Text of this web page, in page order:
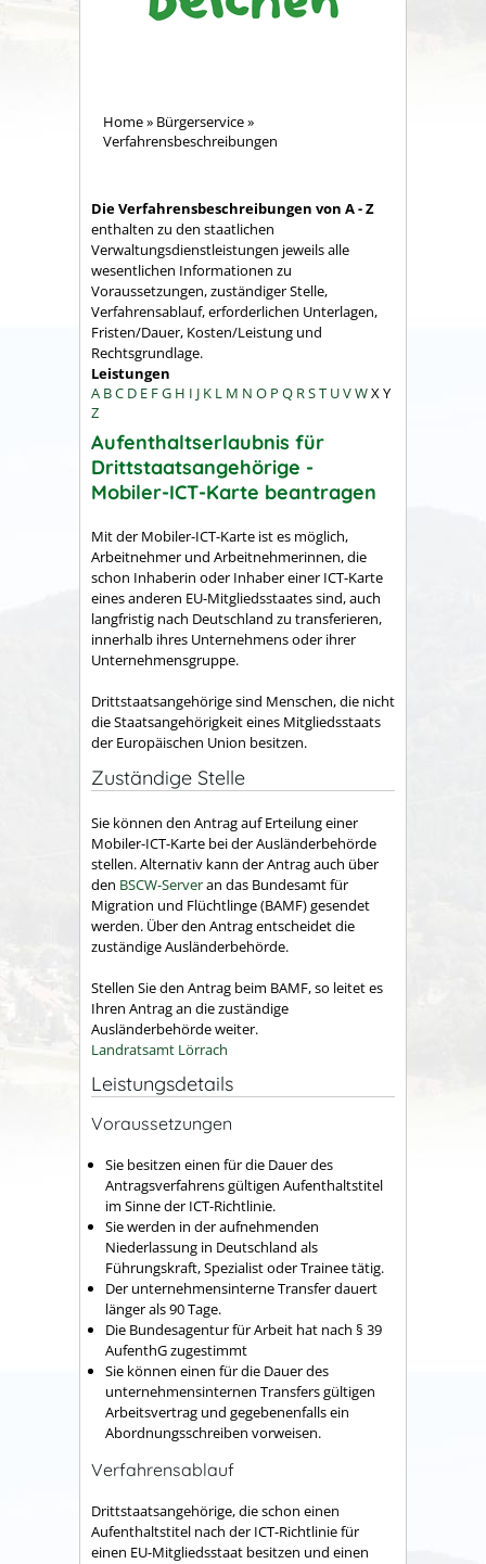
Home» Bürgerservice»
Verfahrensbeschreibungen
Die Verfahrensbeschreibungen von A - Z
enthalten zu den staatlichen
Verwaltungsdienstleistungen jeweils alle
wesentlichen Informationen zu
Voraussetzungen, zuständiger Stelle,
Verfahrensablauf, erforderlichen Unterlagen,
Fristen/Dauer, Kosten/Leistung und
Rechtsgrundlage.
Leistungen
A BC D E FG H I J K L M N O P Q RST UVWX Y
Z
Aufenthaltserlaubnis für
Drittstaatsangehörige -
Mobiler-ICT-Karte beantragen
Mit der Mobiler-ICT-Karte ist es möglich,
Arbeitnehmer und Arbeitnehmerinnen, die
schon Inhaberin oder Inhaber einer ICT-Karte
eines anderen EU-Mitgliedsstaates sind, auch
langfristig nach Deutschland zu transferieren,
innerhalb ihres Unternehmens oder ihrer
Unternehmensgruppe.
Drittstaatsangehörige sind Menschen, die nicht
die Staatsangehörigkeit eines Mitgliedsstaats
der Europäischen Union besitzen.
Zuständige Stelle
Sie können den Antrag auf Erteilung einer
Mobiler-ICT-Karte bei der Ausländerbehörde
stellen.Alternativ kann der Antrag auch über
den BSCW-Serveran das Bundesamt für
Migration und Flüchtlinge (BAMF) gesendet
werden. Über den Antrag entscheidet die
zuständige Ausländerbehörde.
Stellen Sie den Antrag beim BAMF, so leitet es
Ihren Antrag an die zuständige
Ausländerbehörde weiter.
Landratsamt Lörrach
Leistungsdetails
Voraussetzungen
Sie besitzen einen für die Dauer des
Antragsverfahrens gültigen Aufenthaltstitel
im Sinne der ICT-Richtlinie.
Sie werden in der aufnehmenden
Niederlassung in Deutschland als
Führungskraft, Spezialist oder Trainee tätig.
Der unternehmensinterne Transfer dauert
länger als 90 Tage.
Die Bundesagentur für Arbeit hat nach § 39
AufenthG zugestimmt
Sie können einen für die Dauer des
unternehmensinternen Transfers gültigen
Arbeitsvertrag und gegebenenfalls ein
Abordnungsschreiben vorweisen.
Verfahrensablauf
Drittstaatsangehörige, die schon einen
Aufenthaltstitel nach der ICT-Richtlinie für
einen EU-Mitgliedsstaat besitzen und einen